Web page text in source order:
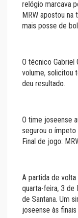
relógio marcava
MRW apostou
mais posse de
O técnico Gabriel
volume, solicitou
deu resultado.
O time joseense
segurou o ímpeto
Final de jogo:
A partida de
quarta-feira, 3 de
de Santana. Um
joseense às